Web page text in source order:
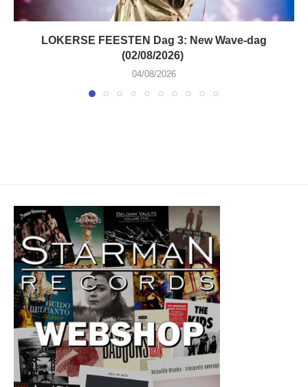
LOKERSE FEESTEN Dag 3: New Wave-dag
(02/08/2026)
04/08/2026